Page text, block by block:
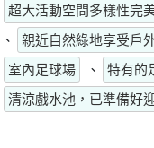
超大活動空間多樣性完
、
親近自然綠地享受戶
室內足球場
、 特有的
清涼戲水池，已準備好